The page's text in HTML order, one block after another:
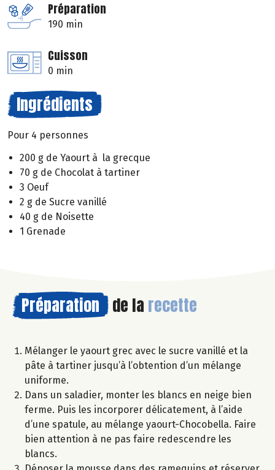
Préparation
190 min
Cuisson
0 min
Ingrédients
Pour 4 personnes
200 g de Yaourt à la grecque
70 g de Chocolat à tartiner
3 Oeuf
2 g de Sucre vanillé
40 g de Noisette
1 Grenade
Préparation de la recette
Mélanger le yaourt grec avec le sucre vanillé et la
pâte à tartiner jusqu’à l’obtention d’un mélange
uniforme.
Dans un saladier, monter les blancs en neige bien
ferme. Puis les incorporer délicatement, à l’aide
d’une spatule, au mélange yaourt-Chocobella. Faire
bien attention à ne pas faire redescendre les
blancs.